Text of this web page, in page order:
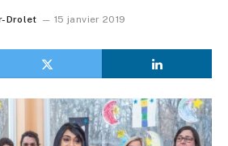
Drolet 15 janvier 2019